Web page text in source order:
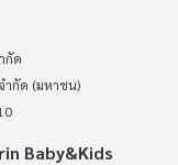
กัด
ำกัด (มหาชน)
Baby&Kids